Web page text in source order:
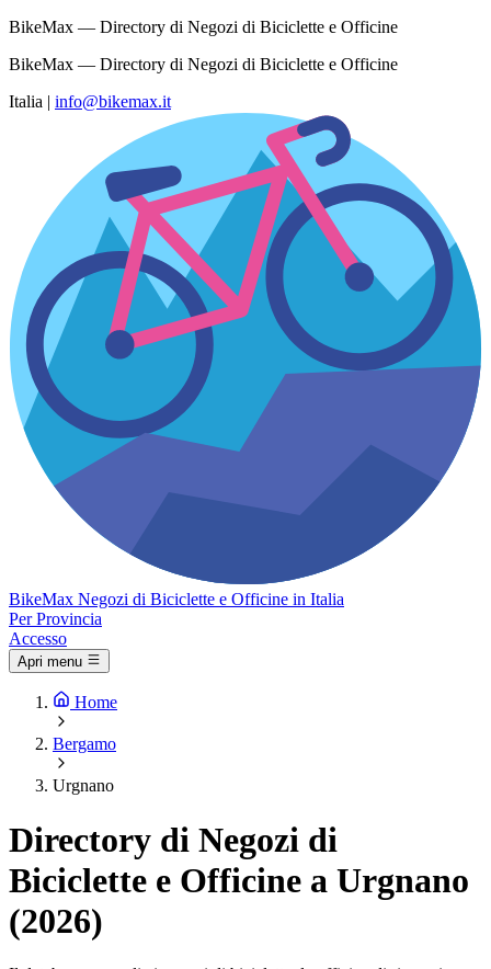
BikeMax — Directory di Negozi di Biciclette e Officine
BikeMax — Directory di Negozi di Biciclette e Officine
Italia | info@bikemax.it
BikeMax Negozi di Biciclette e Officine in Italia
Per Provincia
Accesso
Apri menu
Home
Bergamo
Urgnano
Directory di Negozi di
Biciclette e Officine a Urgnano
(2026)